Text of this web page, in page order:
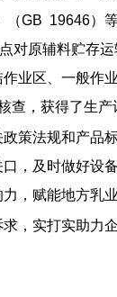
GB 19646）
原辅料贮存
业区、一般
，获得了生产
策法规和产
，及时做好
，赋能地方乳业
，实打实助力